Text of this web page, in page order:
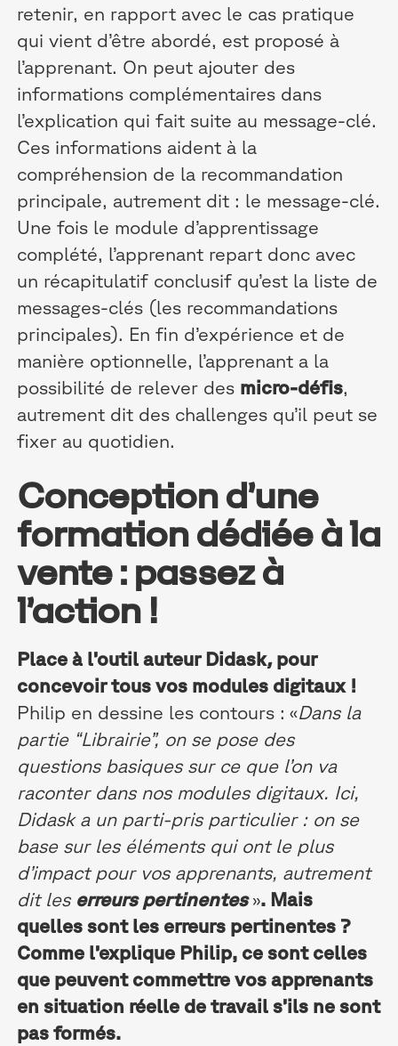
retenir, en rapport avec le cas pratique
qui vient d’être abordé, est proposé à
l’apprenant. On peut ajouter des
informations complémentaires dans
l’explication qui fait suite au message-clé.
Ces informations aident à la
compréhension de la recommandation
principale, autrement dit : le message-clé.
Une fois le module d’apprentissage
complété, l’apprenant repart donc avec
un récapitulatif conclusif qu’est la liste de
messages-clés (les recommandations
principales). En fin d’expérience et de
manière optionnelle, l’apprenant a la
possibilité de relever des micro-défis,
autrement dit des challenges qu’il peut se
fixer au quotidien.
Conception d’une
formation dédiée à la
vente : passez à
l’action !
Place à l’outil auteur Didask,pour
concevoir tous vos modules digitaux !
Philip en dessine les contours : «Dans la
partie “Librairie”, on se pose des
questions basiques sur ce que l’on va
raconter dans nos modules digitaux. Ici,
Didask a un parti-pris particulier : on se
base sur les éléments qui ont le plus
d’impact pour vos apprenants, autrement
dit les erreurs pertinentes». Mais
quelles sont les erreurs pertinentes ?
Comme l’explique Philip, ce sont celles
que peuvent commettre vos apprenants
en situation réelle de travail s’ils ne sont
pas formés.